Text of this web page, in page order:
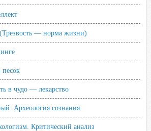
— норма жизни)
в чудо — лекарство
Археология сознания
Критический анализ